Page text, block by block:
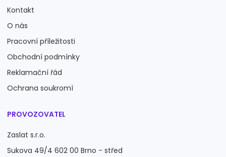
Kontakt
O nás
Pracovní příležitosti
Obchodní podmínky
Reklamační řád
Ochrana soukromí
PROVOZOVATEL
Zaslat s.r.o.
Sukova 49/4 602 00 Brno - střed